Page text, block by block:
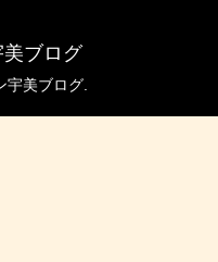
ブログ
美ブログ.